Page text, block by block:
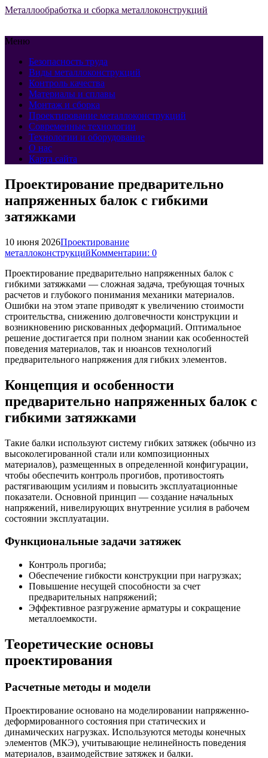
Металлообработка и сборка металлоконструкций
Меню
Безопасность труда
Виды металлоконструкций
Контроль качества
Материалы и сплавы
Монтаж и сборка
Проектирование металлоконструкций
Современные технологии
Технологии и оборудование
О нас
Карта сайта
Проектирование предварительно
напряженных балок с гибкими
затяжками
10 июня 2026Проектирование
металлоконструкцийКомментарии: 0
Проектирование предварительно напряженных балок с
гибкими затяжками — сложная задача, требующая точных
расчетов и глубокого понимания механики материалов.
Ошибки на этом этапе приводят к увеличению стоимости
строительства, снижению долговечности конструкции и
возникновению рискованных деформаций. Оптимальное
решение достигается при полном знании как особенностей
поведения материалов, так и нюансов технологий
предварительного напряжения для гибких элементов.
Концепция и особенности
предварительно напряженных балок с
гибкими затяжками
Такие балки используют систему гибких затяжек (обычно из
высоколегированной стали или композиционных
материалов), размещенных в определенной конфигурации,
чтобы обеспечить контроль прогибов, противостоять
растягивающим усилиям и повысить эксплуатационные
показатели. Основной принцип — создание начальных
напряжений, нивелирующих внутренние усилия в рабочем
состоянии эксплуатации.
Функциональные задачи затяжек
Контроль прогиба;
Обеспечение гибкости конструкции при нагрузках;
Повышение несущей способности за счет
предварительных напряжений;
Эффективное разгружение арматуры и сокращение
металлоемкости.
Теоретические основы
проектирования
Расчетные методы и модели
Проектирование основано на моделировании напряженно-
деформированного состояния при статических и
динамических нагрузках. Используются методы конечных
элементов (МКЭ), учитывающие нелинейность поведения
материалов, взаимодействие затяжек и балки.